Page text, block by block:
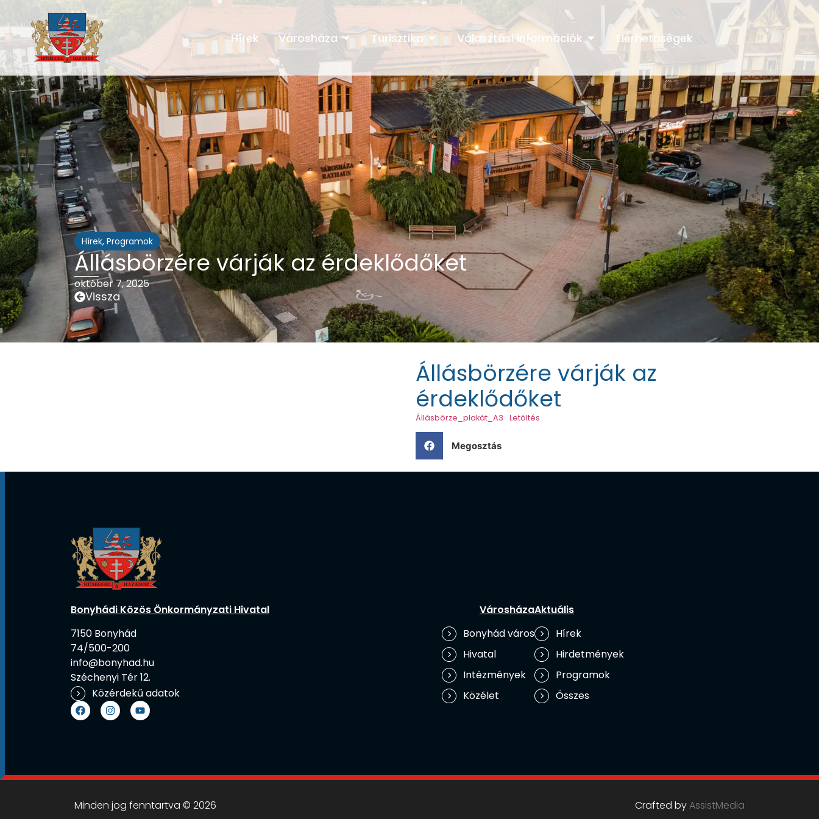
Hírek Városháza Turisztika Választási információk Elérhetőségek
Hírek, Programok
Állásbörzére várják az érdeklődőket
október 7, 2025
Vissza
Állásbörzére várják az
érdeklődőket
Állásbörze_plakát_A3 Letöltés
Megosztás
Bonyhádi Közös Önkormányzati Hivatal
7150 Bonyhád
74/500-200
info@bonyhad.hu
Széchenyi Tér 12.
Közérdekű adatok
Városháza
Bonyhád város
Hivatal
Intézmények
Közélet
Aktuális
Hírek
Hirdetmények
Programok
Összes
Minden jog fenntartva © 2026 Crafted byAssistMedia